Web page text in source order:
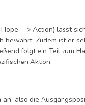
—> Action) lässt
bewährt. Zudem ist er
folgt ein Teil zum
Aktion.
also die